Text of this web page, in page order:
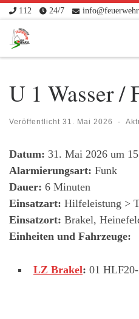
Zum Inhalt springen
112 24/7
U 1 Wasser /
Veröffentlicht 31. Mai 2026 -
Datum: 31. Mai 2026 um
Alarmierungsart: Funk
Dauer: 6 Minuten
Einsatzart: Hilfeleistung >
Einsatzort: Brakel,
Einheiten und Fahrzeuge:
LZ Brakel: 01